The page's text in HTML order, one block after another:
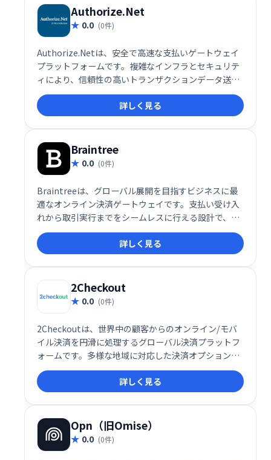
Authorize.Net
0.0 (0件)
Authorize.Netは、安全で高速な支払いゲートウェイ
プラットフォームです。複雑なインフラとセキュリテ
ィにより、信頼性の高いトランザクションデータ送信
を実現します。ソフトウェア不要で、オンライン設定
のみで利用でき、カードスワイプマシンと同様にトラ
ンザクションを管理できます。
詳しく見る
Braintree
0.0 (0件)
Braintreeは、グローバル展開を目指すビジネスに最
適なオンライン決済ゲートウェイです。支払い受け入
れから取引実行までをシームレスに行える設計で、世
界中の顧客に対応可能。多様な決済手段に対応し、安
全で効率的な決済処理を提供し、顧客体験の向上を支
援します。
詳しく見る
2Checkout
0.0 (0件)
2Checkoutは、世界中の顧客からのオンライン/モバ
イル決済を円滑に処理するグローバル決済プラットフ
ォームです。多様な地域に対応した決済オプション
と、販売者と顧客双方にメリットのある機能を提供
し、グローバルなビジネス拡大をサポートします。
詳しく見る
Opn（旧Omise）
0.0 (0件)